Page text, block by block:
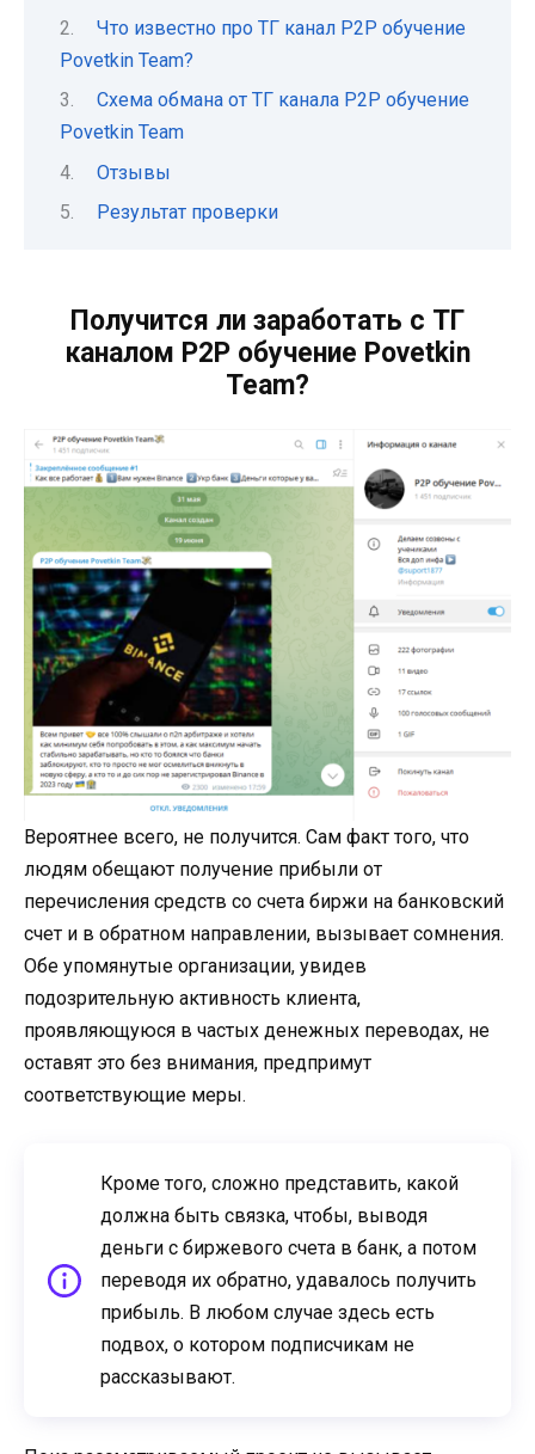
Что известно про ТГ канал P2P обучение
Povetkin Team?
Схема обмана от ТГ канала P2P обучение
Povetkin Team
Отзывы
Результат проверки
Получится ли заработать с ТГ
каналом P2P обучение Povetkin
Team?
Вероятнее всего, не получится. Сам факт того, что
людям обещают получение прибыли от
перечисления средств со счета биржи на банковский
счет и в обратном направлении, вызывает сомнения.
Обе упомянутые организации, увидев
подозрительную активность клиента,
проявляющуюся в частых денежных переводах, не
оставят это без внимания, предпримут
соответствующие меры.
Кроме того, сложно представить, какой
должна быть связка, чтобы, выводя
деньги с биржевого счета в банк, а потом
переводя их обратно, удавалось получить
прибыль. В любом случае здесь есть
подвох, о котором подписчикам не
рассказывают.